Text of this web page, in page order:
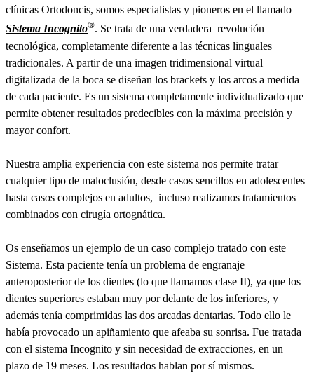
clínicas Ortodoncis, somos especialistas y pioneros en el llamado
Sistema Incognito®. Se trata de una verdadera revolución
tecnológica, completamente diferente a las técnicas linguales
tradicionales. A partir de una imagen tridimensional virtual
digitalizada de la boca se diseñan los brackets y los arcos a medida
de cada paciente. Es un sistema completamente individualizado que
permite obtener resultados predecibles con la máxima precisión y
mayor confort.
Nuestra amplia experiencia con este sistema nos permite tratar
cualquier tipo de maloclusión, desde casos sencillos en adolescentes
hasta casos complejos en adultos, incluso realizamos tratamientos
combinados con cirugía ortognática.
Os enseñamos un ejemplo de un caso complejo tratado con este
Sistema. Esta paciente tenía un problema de engranaje
anteroposterior de los dientes (lo que llamamos clase II), ya que los
dientes superiores estaban muy por delante de los inferiores, y
además tenía comprimidas las dos arcadas dentarias. Todo ello le
había provocado un apiñamiento que afeaba su sonrisa. Fue tratada
con el sistema Incognito y sin necesidad de extracciones, en un
plazo de 19 meses. Los resultados hablan por sí mismos.